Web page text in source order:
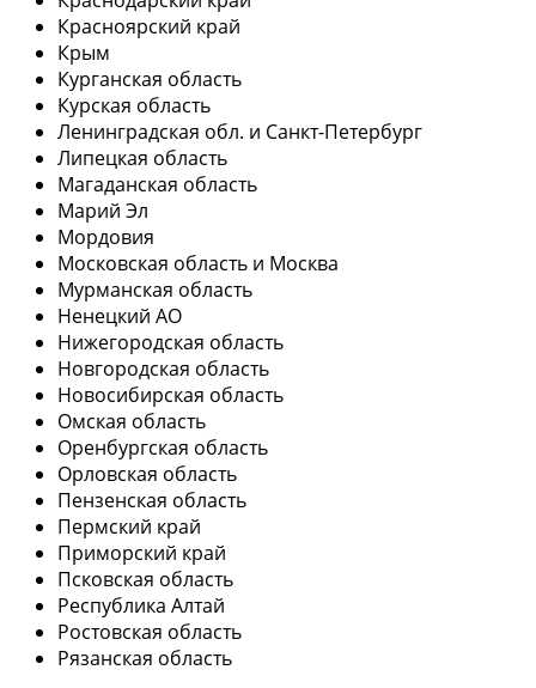
Красноярский край
Крым
Курганская область
Курская область
Ленинградская обл. и Санкт-Петербург
Липецкая область
Магаданская область
Марий Эл
Мордовия
Московская область и Москва
Мурманская область
Ненецкий АО
Нижегородская область
Новгородская область
Новосибирская область
Омская область
Оренбургская область
Орловская область
Пензенская область
Пермский край
Приморский край
Псковская область
Республика Алтай
Ростовская область
Рязанская область